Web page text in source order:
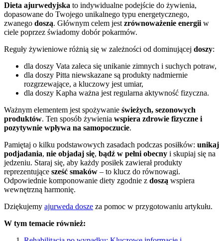
Dieta ajurwedyjska to indywidualne podejście do żywienia,
dopasowane do Twojego unikalnego typu energetycznego,
zwanego doszą. Głównym celem jest zrównoważenie energii w
ciele poprzez świadomy dobór pokarmów.
Reguły żywieniowe różnią się w zależności od dominującej doszy:
dla doszy Vata zaleca się unikanie zimnych i suchych potraw,
dla doszy Pitta niewskazane są produkty nadmiernie
rozgrzewające, a kluczowy jest umiar,
dla doszy Kapha ważna jest regularna aktywność fizyczna.
Ważnym elementem jest spożywanie świeżych, sezonowych
produktów. Ten sposób żywienia wspiera zdrowie fizyczne i
pozytywnie wpływa na samopoczucie.
Pamiętaj o kilku podstawowych zasadach podczas posiłków: unikaj
podjadania, nie objadaj się, bądź w pełni obecny i skupiaj się na
jedzeniu. Staraj się, aby każdy posiłek zawierał produkty
reprezentujące sześć smaków – to klucz do równowagi.
Odpowiednie komponowanie diety zgodnie z doszą wspiera
wewnętrzną harmonię.
Dziękujemy ajurweda dosze za pomoc w przygotowaniu artykułu.
W tym temacie również: